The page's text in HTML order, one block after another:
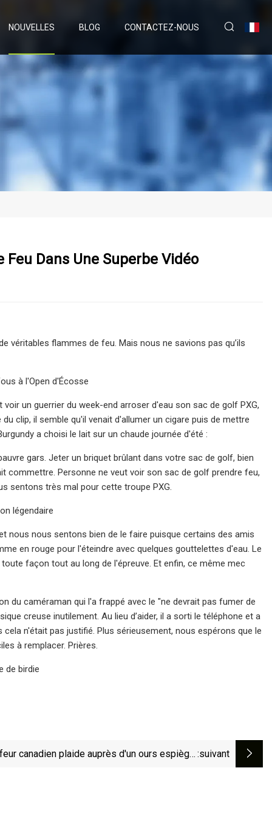
NOUVELLES BLOG CONTACTEZ-NOUS
Feu Dans Une Superbe Vidéo
véritables flammes de feu. Mais nous ne savions pas qu’ils
à l'Open d'Écosse
un guerrier du week-end arroser d'eau son sac de golf PXG,
clip, il semble qu'il venait d'allumer un cigare puis de mettre
a choisi le lait sur un chaude journée d'été :
gars. Jeter un briquet brûlant dans votre sac de golf, bien
commettre. Personne ne veut voir son sac de golf prendre feu,
sentons très mal pour cette troupe PXG.
légendaire
nous nous sentons bien de le faire puisque certains des amis
en rouge pour l'éteindre avec quelques gouttelettes d'eau. Le
façon tout au long de l'épreuve. Et enfin, ce même mec
du caméraman qui l'a frappé avec le "ne devrait pas fumer de
creuse inutilement. Au lieu d’aider, il a sorti le téléphone et a
n'était pas justifié. Plus sérieusement, nous espérons que le
à remplacer. Prières.
de birdie
canadien plaide auprès d'un ours espiègle :suivant